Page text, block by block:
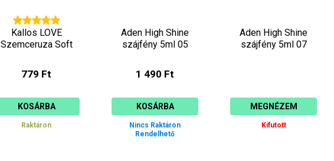
Kallos LOVE
Szemceruza Soft
779 Ft
KOSÁRBA
Raktáron
Aden High Shine
szájfény 5ml 05
1 490 Ft
KOSÁRBA
Nincs Raktáron
Rendelhető
Aden High Shine
szájfény 5ml 07
MEGNÉZEM
Kifutott